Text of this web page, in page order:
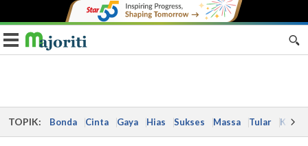
Toggle navigation
TOPIK: Bonda Cinta Gaya Hias Sukses Massa Tular Kes